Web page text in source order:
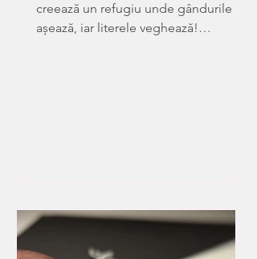
creează un refugiu unde gândurile se
așează, iar literele veghează!
certam la propriu, pentru că nu știam